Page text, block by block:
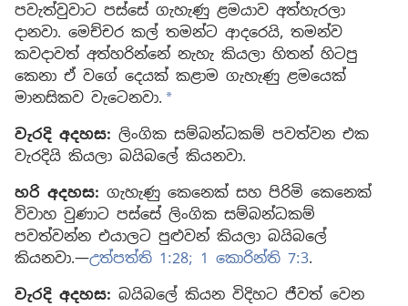
පවැත්වුවාට පස්සේ ගැහැණු ළමයාව අත්හැරලා
දානවා. මෙච්චර කල් තමන්ට ආදරෙයි, තමන්ව
කවදාවත් අත්හරින්නේ නැහැ කියලා හිතන් හිටපු
කෙනා ඒ වගේ දෙයක් කළාම ගැහැණු ළමයෙක්
මානසිකව වැටෙනවා. a
වැරදි අදහස: ලිංගික සම්බන්ධකම් පවත්වන එක
වැරදියි කියලා බයිබලේ කියනවා.
හරි අදහස: ගැහැණු කෙනෙක් සහ පිරිමි කෙනෙක්
විවාහ වුණාට පස්සේ ලිංගික සම්බන්ධකම්
පවත්වන්න එයාලට පුළුවන් කියලා බයිබලේ
කියනවා.—උත්පත්ති 1:28; 1 කොරින්ති 7:3.
වැරදි අදහස: බයිබලේ කියන විදිහට ජීවත් වෙන